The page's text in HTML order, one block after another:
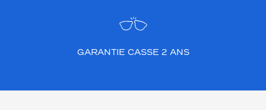
GARANTIE CASSE 2 ANS